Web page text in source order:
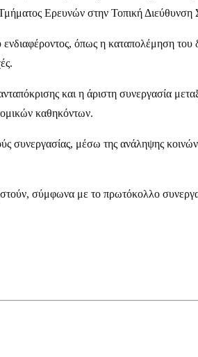
Ερευνών στην Τοπική
όπως η καταπολέμηση
και η άριστη συνεργασία
καθηκόντων.
συνεργασίας, μέσω της ανάληψης
σύμφωνα με το πρωτόκολλο